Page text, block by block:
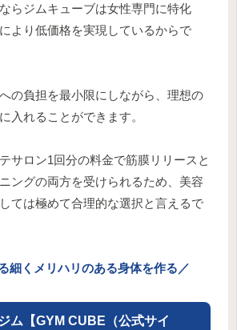
らジムキューブは女性専門に特化
より低価格を実現しているからで
の負担を最小限にしながら、理想の
入れることができます。
サロン1回分の料金で筋膜リリースと
ングの両方を受けられるため、美容
ては極めて合理的な選択と言えるで
細くメリハリのある身体を作る／
ム【GYM CUBE（公式サイ